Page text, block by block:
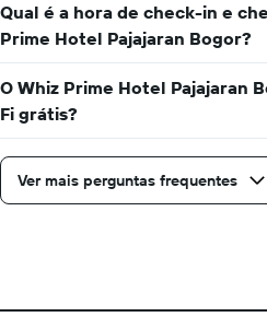
apresenta
os
dias
da
semana
numa
abcissa
O
gráfico
apresenta
um
Qual é a hora de check-in e
Prime Hotel Pajajaran Bogor?
O Whiz Prime Hotel Pajajaran
Fi grátis?
Ver mais perguntas frequentes